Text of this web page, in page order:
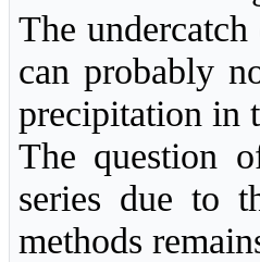
The
can probably
precipitation in
The question
series due to
methods